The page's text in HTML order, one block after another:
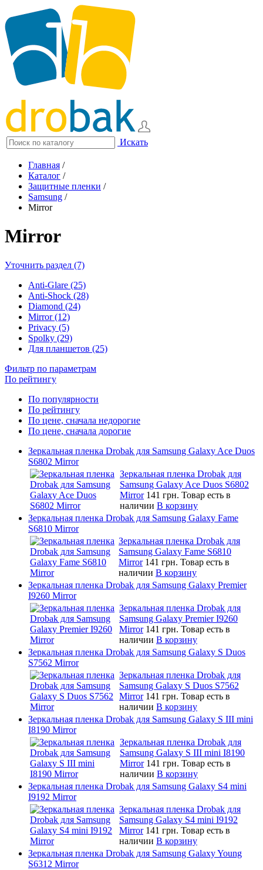
Искать
Главная /
Каталог /
Защитные пленки /
Samsung /
Mirror
Mirror
Уточнить раздел (7)
Anti-Glare (25)
Anti-Shock (28)
Diamond (24)
Mirror (12)
Privacy (5)
Spolky (29)
Для планшетов (25)
Фильтр по параметрам
По рейтингу
По популярности
По рейтингу
По цене, сначала недорогие
По цене, сначала дорогие
Зеркальная пленка Drobak для Samsung Galaxy Ace Duos
S6802 Mirror
Зеркальная пленка Drobak для
Samsung Galaxy Ace Duos S6802
Mirror 141 грн. Товар есть в
наличии В корзину
Зеркальная пленка Drobak для Samsung Galaxy Fame
S6810 Mirror
Зеркальная пленка Drobak для
Samsung Galaxy Fame S6810
Mirror 141 грн. Товар есть в
наличии В корзину
Зеркальная пленка Drobak для Samsung Galaxy Premier
I9260 Mirror
Зеркальная пленка Drobak для
Samsung Galaxy Premier I9260
Mirror 141 грн. Товар есть в
наличии В корзину
Зеркальная пленка Drobak для Samsung Galaxy S Duos
S7562 Mirror
Зеркальная пленка Drobak для
Samsung Galaxy S Duos S7562
Mirror 141 грн. Товар есть в
наличии В корзину
Зеркальная пленка Drobak для Samsung Galaxy S III mini
I8190 Mirror
Зеркальная пленка Drobak для
Samsung Galaxy S III mini I8190
Mirror 141 грн. Товар есть в
наличии В корзину
Зеркальная пленка Drobak для Samsung Galaxy S4 mini
I9192 Mirror
Зеркальная пленка Drobak для
Samsung Galaxy S4 mini I9192
Mirror 141 грн. Товар есть в
наличии В корзину
Зеркальная пленка Drobak для Samsung Galaxy Young
S6312 Mirror